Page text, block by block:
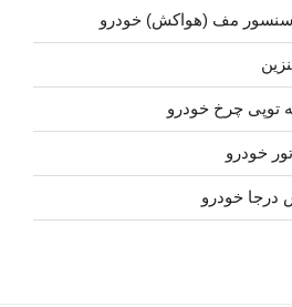
سنسور مف (هواکش) خودرو
توپی چرخ خودرو
خودرو
درجا خودرو